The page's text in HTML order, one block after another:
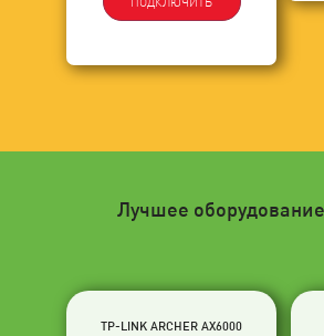
Лучшее
TP-LINK ARCHER AX6000